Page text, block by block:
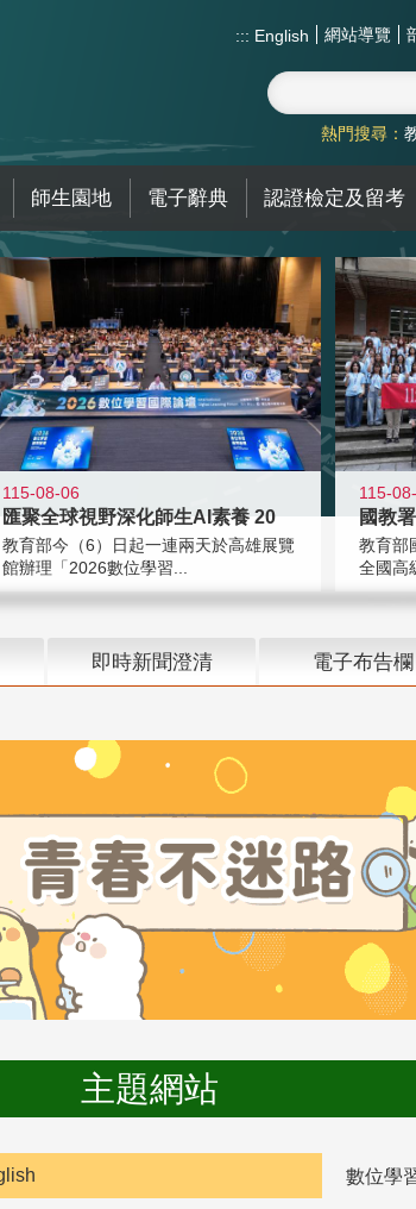
::: English 網站導覽
熱門搜尋：
師生園地 電子辭典 認證檢定及留考
115-08-06
匯聚全球視野深化師生AI素養 20
教育部今（6）日起一連兩天於高雄展覽
館辦理「2026數位學習...
115-
教育部
全國高
即時新聞澄清 電子布告欄
主題網站
數位學